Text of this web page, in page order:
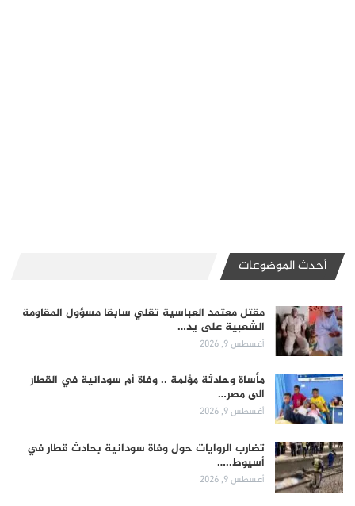
أحدث الموضوعات
مقتل معتمد العباسية تقلي سابقا مسؤول المقاومة
الشعبية على يد…
أغسطس 9, 2026
مأساة وحادثة مؤلمة .. وفاة أم سودانية في القطار
الى مصر…
أغسطس 9, 2026
تضارب الروايات حول وفاة سودانية بحادث قطار في
أسيوط..…
أغسطس 9, 2026